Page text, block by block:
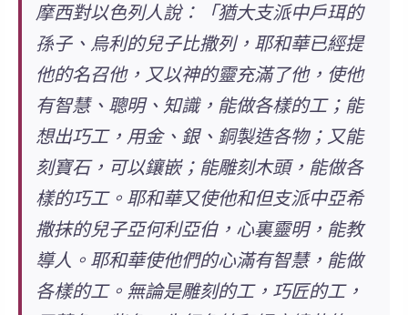
摩西對以色列人說：「猶大支派中戶珥的
孫子、烏利的兒子比撒列， 耶和華已經提
他的名召他，又以神的靈充滿了他，使他
有智慧、聰明、知識，能做各樣的工；能
想出巧工，用金、銀、銅製造各物；又能
刻寶石，可以鑲嵌；能雕刻木頭，能做各
樣的巧工。耶和華又使他和但支派中亞希
撒抹的兒子亞何利亞伯，心裏靈明，能教
導人。耶和華使他們的心滿有智慧，能做
各樣的工。無論是雕刻的工，巧匠的工，